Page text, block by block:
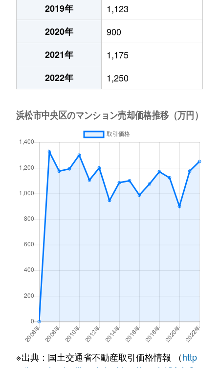
2019年
1,123
2020年
900
2021年
1,175
2022年
1,250
※出典：国土交通省不動産取引価格情報 （http